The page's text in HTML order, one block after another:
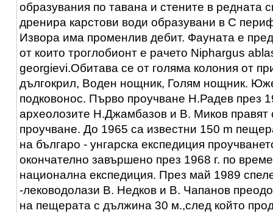
образувания по тавана и стените в редната
дренира карстови води образувани в С
Извора има променлив дебит. Фауната е
от които троглобионт е рачето Niphargus
georgievi.Обитава се от голяма колония от
дългокрил, Воден нощник, Голям нощник.
подковонос. Първо проучване Н.Радев през
археолозите Н.Джамбазов и В. Миков правят
проучване. До 1965 са известни 150 m
на българо - унгарска експедиция
окончателно завършено през 1968 г. по
национална експедиция. През май 1989
-леководолази В. Недков и В. Чапанов
на пещерата с дължина 30 м.,след който